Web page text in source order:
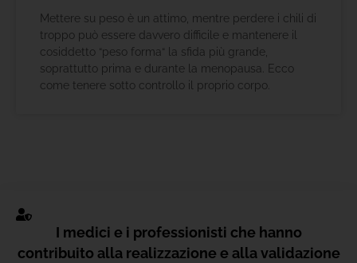
Mettere su peso è un attimo, mentre perdere i chili di
troppo può essere davvero difficile e mantenere il
cosiddetto “peso forma“ la sfida più grande,
soprattutto prima e durante la menopausa. Ecco
come tenere sotto controllo il proprio corpo.
I medici e i professionisti che hanno
contribuito alla realizzazione e alla validazione